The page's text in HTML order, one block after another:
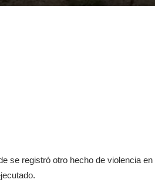
se registró otro hecho de violencia